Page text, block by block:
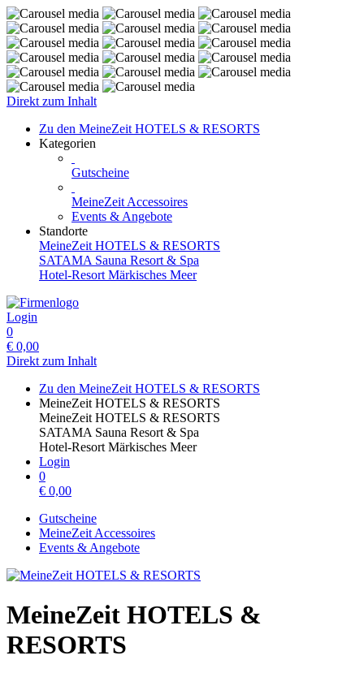
Direkt zum Inhalt
Zu den MeineZeit HOTELS & RESORTS
Kategorien
Gutscheine
MeineZeit Accessoires
Events & Angebote
Standorte
MeineZeit HOTELS & RESORTS
SATAMA Sauna Resort & Spa
Hotel-Resort Märkisches Meer
Login
0
€ 0,00
Direkt zum Inhalt
Zu den MeineZeit HOTELS & RESORTS
MeineZeit HOTELS & RESORTS
MeineZeit HOTELS & RESORTS
SATAMA Sauna Resort & Spa
Hotel-Resort Märkisches Meer
Login
0
€ 0,00
Gutscheine
MeineZeit Accessoires
Events & Angebote
MeineZeit HOTELS &
RESORTS